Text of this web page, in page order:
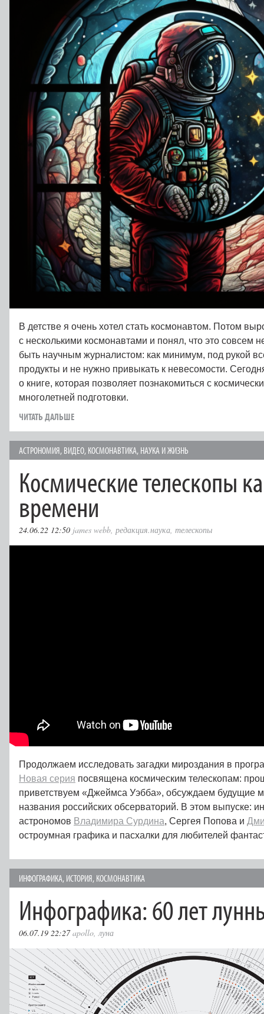
В детстве я очень хотел стать космонавтом. Потом
с несколькими космонавтами и понял, что это совсем
быть научным журналистом: как минимум, под рукой
продукты и не нужно привыкать к невесомости.
о книге, которая позволяет познакомиться с
многолетней подготовки.
ЧИТАТЬ ДАЛЬШЕ
АСТРОНОМИЯ, ВИДЕО, КОСМОНАВТИКА, НАУКА И ЖИЗНЬ
Космические телескопы
времени
24.06.22 12:50 james webb, редакция.наука, телескопы
Продолжаем исследовать загадки мироздания в
Новая серия посвящена космическим телескопам:
приветствуем «Джеймса Уэбба», обсуждаем будущие
названия российских обсерваторий. В этом выпуске:
астрономов Владимира Сурдина, Сергея Попова и
остроумная графика и пасхалки для любителей
ИНФОГРАФИКА, ИСТОРИЯ, КОСМОНАВТИКА
Инфографика: 60 лет
06.07.19 22:27 apollo,луна